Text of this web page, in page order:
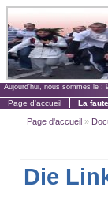
Aujourd'hui, nous sommes le :
Page d'accueil La
Page d'accueil »
Die